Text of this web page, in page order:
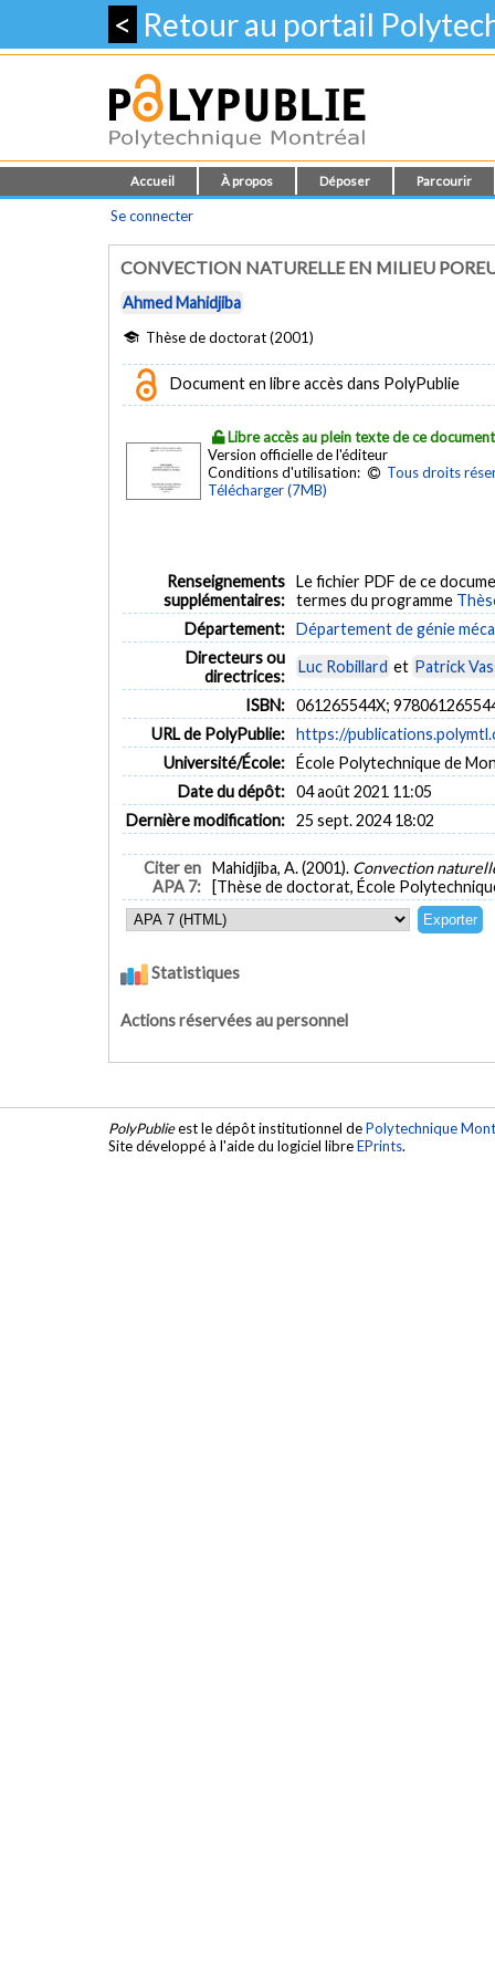
< Retour au portail
Accueil À propos Déposer Parcourir
Se connecter
CONVECTION NATURELLE EN MILIEU
Ahmed Mahidjiba
Thèse de doctorat (2001)
Document en libre accès dans PolyPublie
Libre accès au plein texte de ce document
Version officielle de l'éditeur
Conditions d'utilisation:
Tous droits
Télécharger (7MB)
Renseignements
supplémentaires:
Le fichier PDF de ce
termes du programme
Département: Département de génie
Directeurs ou
directrices:
Luc Robillard et Patrick
ISBN: 061265544X;
URL de PolyPublie: https://
Université/École: École Polytechnique de
Date du dépôt: 04 août 2021 11:05
Dernière modification: 25 sept. 2024 18:02
Citer en
APA 7:
Mahidjiba, A. (2001). Convection
[Thèse de doctorat, École
Statistiques
Actions réservées au personnel
PolyPublieest le dépôt institutionnel dePolytechnique
Site développé à l'aide du logiciel libreEPrints.